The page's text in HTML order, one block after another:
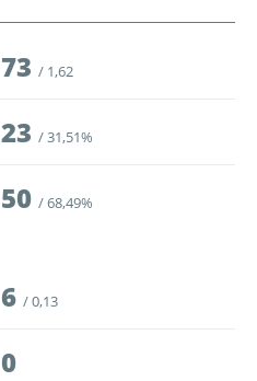
73 1,62
23 31,51%
50 68,49%
6 0,13
0